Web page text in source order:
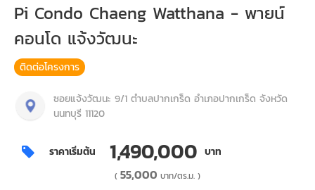
Pi Condo Chaeng Watthana - พายน์
คอนโด แจ้งวัฒนะ
ติดต่อโครงการ
ซอยแจ้งวัฒนะ 9/1 ตำบลปากเกร็ด อำเภอปากเกร็ด จังหวัด
นนทบุรี 11120
ราคาเริ่มต้น 1,490,000 บาท
( 55,000 บาท/ตร.ม. )